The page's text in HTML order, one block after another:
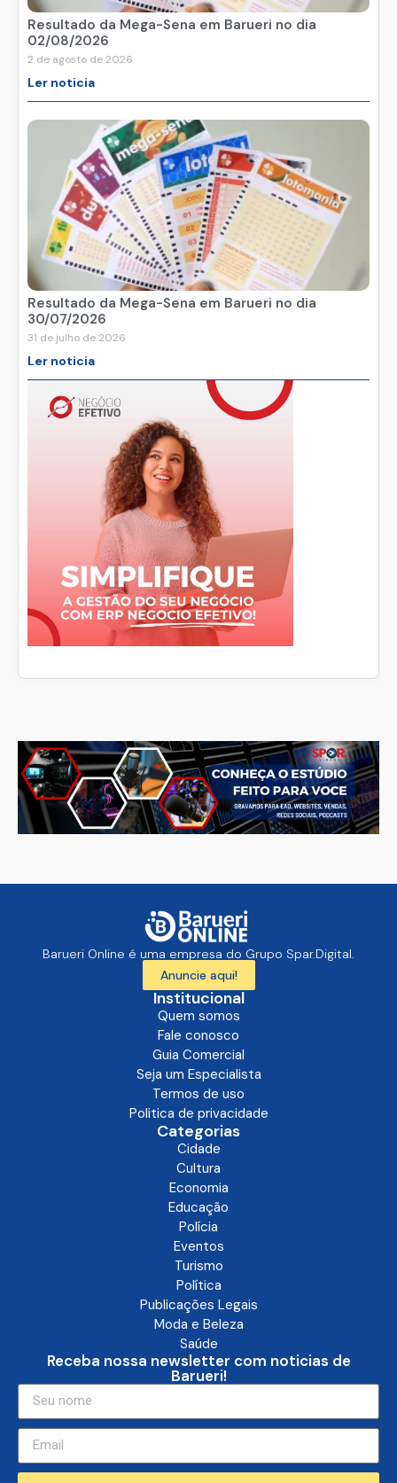
Resultado da Mega-Sena em Barueri no dia
02/08/2026
2 de agosto de 2026
Ler noticia
Resultado da Mega-Sena em Barueri no dia
31 de julho de 2026
Barueri Online é uma empresa do Grupo Spar.Digital.
Anuncie aqui!
Institucional
Quem somos
Fale conosco
Guia Comercial
Seja um Especialista
Termos de uso
Politica de privacidade
Categorias
Cidade
Cultura
Economia
Educação
Polícia
Eventos
Publicações Legais
Saúde